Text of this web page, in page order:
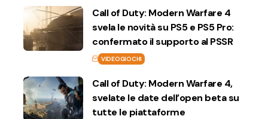
Call of Duty: Modern Warfare 4
svela le novità su PS5 e PS5 Pro:
confermato il supporto al PSSR
VIDEOGIOCHI
Call of Duty: Modern Warfare 4,
svelate le date dell’open beta su
tutte le piattaforme